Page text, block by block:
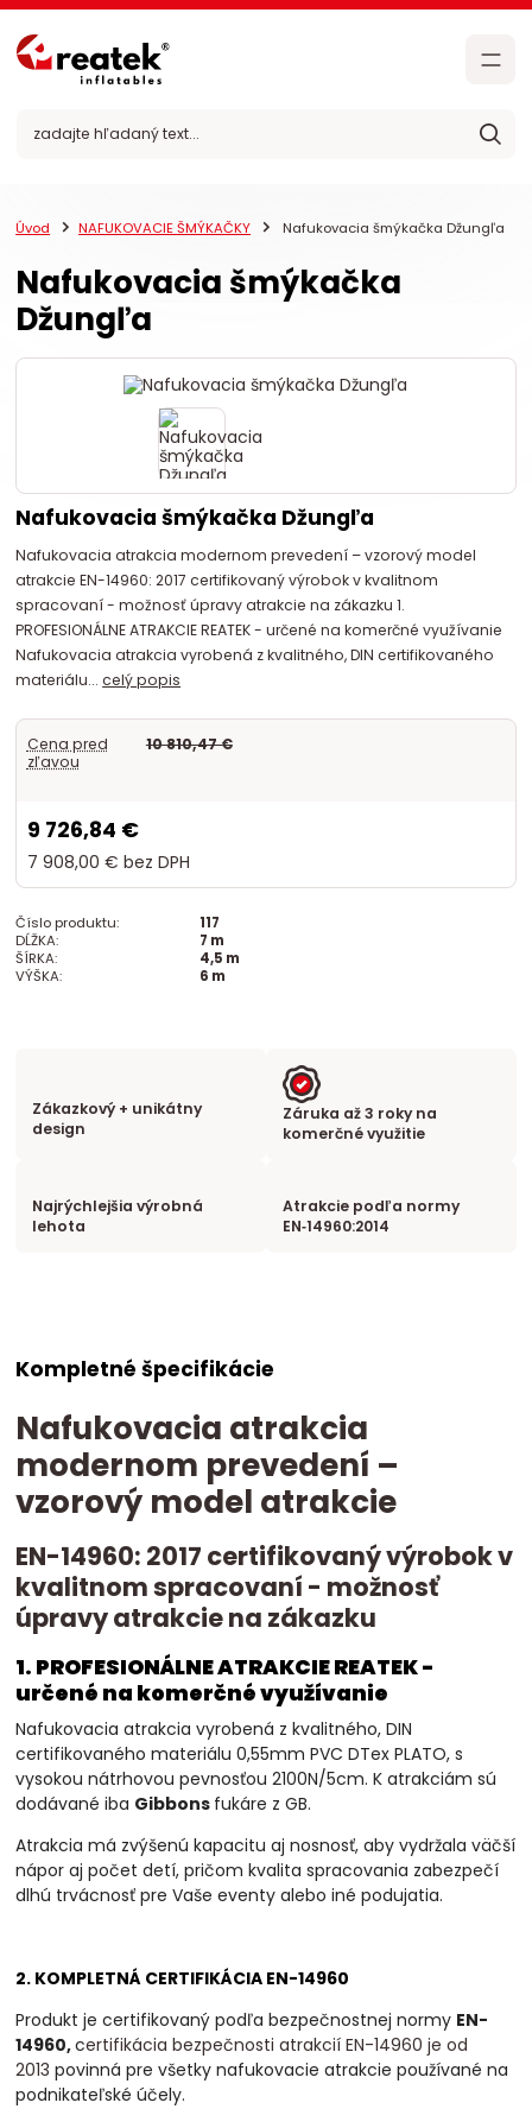
Úvod NAFUKOVACIE ŠMÝKAČKY Nafukovacia šmýkačka Džungľa
Nafukovacia šmýkačka
Džungľa
Nafukovacia šmýkačka Džungľa
Nafukovacia atrakcia modernom prevedení – vzorový model
atrakcie EN-14960: 2017 certifikovaný výrobok v kvalitnom
spracovaní - možnosť úpravy atrakcie na zákazku 1.
PROFESIONÁLNE ATRAKCIE REATEK - určené na komerčné využívanie
Nafukovacia atrakcia vyrobená z kvalitného, DIN certifikovaného
materiálu...celý popis
Cena pred
zľavou
10 810,47 €
9 726,84 €
7 908,00 € bez DPH
Číslo produktu:
117
DĹŽKA:
7 m
ŠÍRKA:
4,5 m
VÝŠKA:
6 m
Zákazkový + unikátny
design
Záruka až 3 roky na
komerčné využitie
Najrýchlejšia výrobná
lehota
Atrakcie podľa normy
EN‑14960:2014
Kompletné špecifikácie
Nafukovacia atrakcia
modernom prevedení –
vzorový model atrakcie
EN-14960: 2017 certifikovaný výrobok v
kvalitnom spracovaní - možnosť
úpravy atrakcie na zákazku
1. PROFESIONÁLNE ATRAKCIE REATEK -
určené na komerčné využívanie
Nafukovacia atrakcia vyrobená z kvalitného, DIN
certifikovaného materiálu 0,55mm PVC DTex PLATO, s
vysokou nátrhovou pevnosťou 2100N/5cm. K atrakciám sú
dodávané iba Gibbons fukáre z GB.
Atrakcia má zvýšenú kapacitu aj nosnosť, aby vydržala väčší
nápor aj počet detí, pričom kvalita spracovania zabezpečí
dlhú trvácnosť pre Vaše eventy alebo iné podujatia.
2. KOMPLETNÁ CERTIFIKÁCIA EN-14960
Produkt je certifikovaný podľa bezpečnostnej normy EN-
14960,certifikácia bezpečnosti atrakcií EN-14960 je od
2013povinnápre všetky nafukovacie atrakcie používané na
podnikateľské účely.